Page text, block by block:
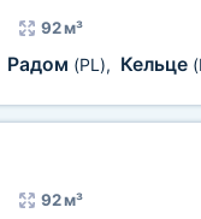
92 м³
Радом (PL), Кельце
92 м³